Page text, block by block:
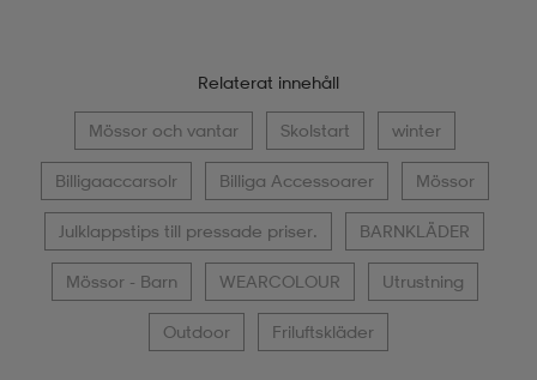
Relaterat innehåll
Mössor och vantar Skolstart winter
Billigaaccarsolr Billiga Accessoarer Mössor
Julklappstips till pressade priser. BARNKLÄDER
Mössor - Barn WEARCOLOUR Utrustning
Outdoor Friluftskläder